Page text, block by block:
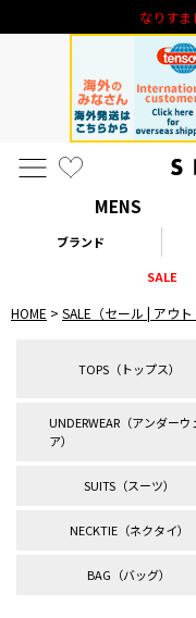
新規会員
MENS
ブランド
SALE
HOME SALE（セール | アウト
TOPS（トップス）
UNDERWEAR（アンダーウ
ア）
SUITS（スーツ）
NECKTIE（ネクタイ）
BAG（バッグ）